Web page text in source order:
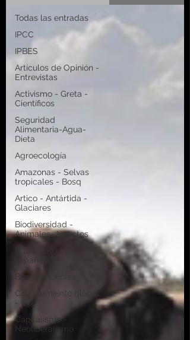
Todas las entradas
IPCC
IPBES
Artículos de Opinión -
Entrevistas
Activismo - Greta -
Científicos
Seguridad
Alimentaria-Agua-
Dieta
Agroecología
Amazonas - Selvas
tropicales - Bosq
Artico - Antártida -
Glaciares
Biodiversidad -
Animales- Insectos
español
Buenas noticias
Calentamiento global
- CO2
Capitalismo -
Neoliberalismo